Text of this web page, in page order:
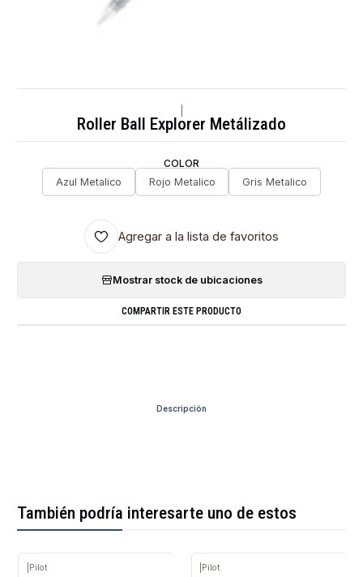
Roller Ball Explorer Metálizado
COLOR
Azul Metalico
Rojo Metalico Gris Metalico
Agregar a la lista de favoritos
Mostrar stock de ubicaciones
COMPARTIR ESTE PRODUCTO
Descripción
También podría interesarte uno de estos
Pilot Pilot